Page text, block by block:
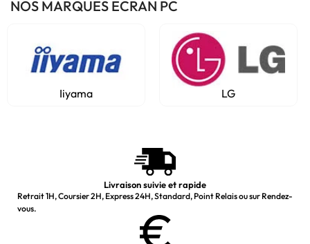
NOS MARQUES ECRAN PC
Iiyama LG
Livraison suivie et rapide
Retrait 1H, Coursier 2H, Express 24H, Standard, Point Relais ou sur Rendez-
vous.